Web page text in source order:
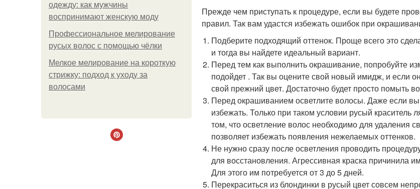
одежду: как мужчины
воспринимают женскую моду
Профессиональное мелирование
русых волос с помощью чёлки
Мелкое мелирование на короткую
стрижку: подход к уходу за
волосами
Прежде чем приступать к процедуре, если вы будете
правил. Так вам удастся избежать ошибок при
Подберите подходящий оттенок. Проще всего это
и тогда вы найдете идеальный вариант.
Перед тем как выполнить окрашивание, попробуйте
подойдет . Так вы оцените свой новый имидж, и если
свой прежний цвет. Достаточно будет просто помыть
Перед окрашиванием осветлите волосы. Даже если
избежать. Только при таком условии русый
том, что осветление волос необходимо для удаления
позволяет избежать появления нежелаемых оттенков.
Не нужно сразу после осветления проводить
для восстановления. Агрессивная краска причинила
Для этого им потребуется от 3 до 5 дней.
Перекраситься из блондинки в русый цвет совсем